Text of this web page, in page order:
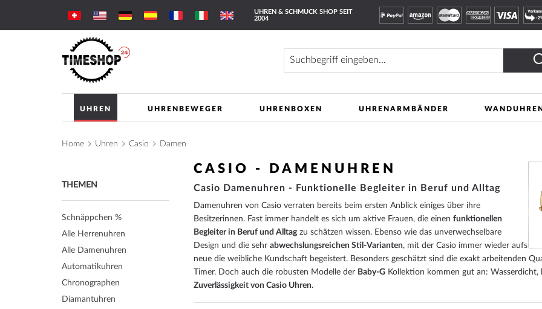
zum
Inhalt
UHREN & SCHMUCK SHOP SEIT
2004
UHREN UHRENBEWEGER UHRENBOXEN UHRENARMBÄNDER WANDUHREN
Home Uhren Casio Damen
CASIO - DAMENUHREN
Casio Damenuhren - Funktionelle Begleiter in Beruf und Alltag
Damenuhren von Casio verraten bereits beim ersten Anblick einiges über ihre
Besitzerinnen. Fast immer handelt es sich um aktive Frauen, die einen funktionellen
Begleiter in Beruf und Alltagzu schätzen wissen. Ebenso wie das unverwechselbare
Design und die sehr abwechslungsreichen Stil-Varianten, mit der Casio immer wieder aufs
neue die weibliche Kundschaft begeistert. Besonders geschätzt sind die exakt arbeitenden
Timer. Doch auch die robusten Modelle der Baby-G Kollektion kommen gut an:
Zuverlässigkeit von Casio Uhren.
THEMEN
Alle Damenuhren
Alle Herrenuhren
Automatikuhren
Chronographen
Diamantuhren
Schnäppchen %